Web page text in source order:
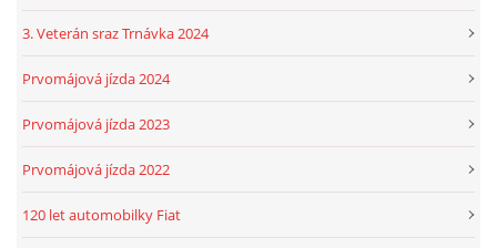
3. Veterán sraz Trnávka 2024
Prvomájová jízda 2024
Prvomájová jízda 2023
Prvomájová jízda 2022
120 let automobilky Fiat